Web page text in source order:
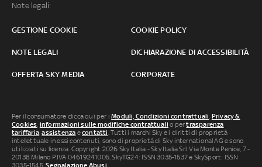
Note legali:
GESTIONE COOKIE COOKIE POLICY
NOTE LEGALI DICHIARAZIONE DI ACCESSIBILITÀ
OFFERTA SKY MEDIA CORPORATE
Per il consumatore clicca qui per iModuli, Condizioni contrattuali, Privacy &
Cookies, informazioni sulle modifiche contrattuali o pertrasparenza
tariffaria,assistenza econtatti. Tutti i marchi Sky e i diritti di proprietà
intellettuale in essi contenuti, sono di proprietà di Sky international AG e sono
utilizzati su licenza. Copyright 2026 Sky Italia - Sky Italia Srl Via Monte Penice, 7 -
20138 Milano P.IVA 04619241005. SkyTG24: ISSN 3035-1537 e SkySport: ISSN
3035-1545.Segnalazione Abusi